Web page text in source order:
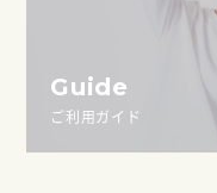
Guide
ご利用ガイド